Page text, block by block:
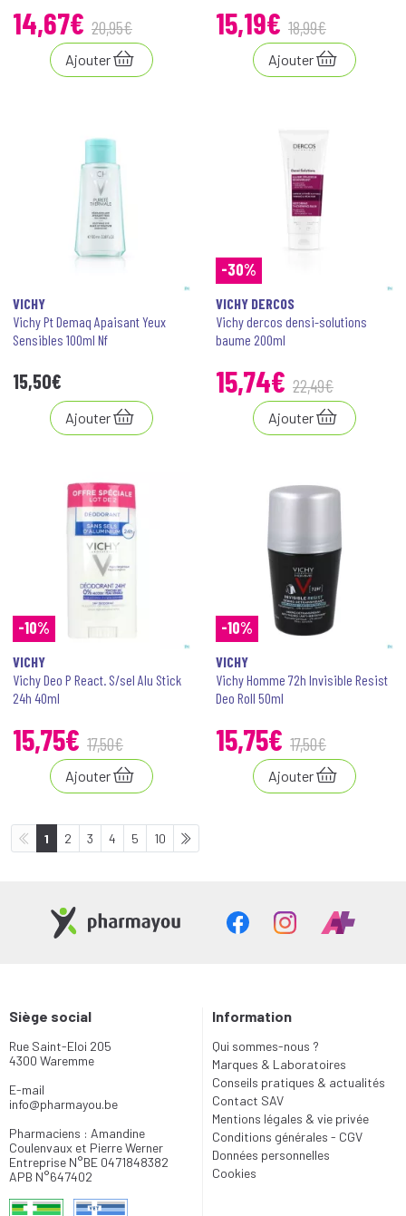
14,67€ 20,95€
Ajouter
15,19€ 18,99€
Ajouter
VICHY
Vichy Pt Demaq Apaisant Yeux
Sensibles 100ml Nf
15,50€
Ajouter
-30%
VICHY DERCOS
Vichy dercos densi-solutions
baume 200ml
15,74€ 22,49€
Ajouter
-10%
VICHY
Vichy Deo P React. S/sel Alu Stick
24h 40ml
15,75€ 17,50€
Ajouter
-10%
VICHY
Vichy Homme 72h Invisible Resist
Deo Roll 50ml
15,75€ 17,50€
Ajouter
1 2 3 4 5 10
Siège social
Rue Saint-Eloi 205
4300 Waremme
E-mail
info@pharmayou.be
Pharmaciens : Amandine
Coulenvaux et Pierre Werner
Entreprise N°BE 0471848382
APB N°647402
Information
Qui sommes-nous ?
Marques & Laboratoires
Conseils pratiques & actualités
Contact SAV
Mentions légales & vie privée
Conditions générales - CGV
Données personnelles
Cookies